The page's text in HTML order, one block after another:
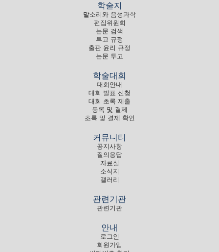
학술지
말소리와 음성과학
편집위원회
논문 검색
투고 규정
출판 윤리 규정
논문 투고
학술대회
대회안내
대회 발표 신청
대회 초록 제출
등록 및 결제
초록 및 결제 확인
커뮤니티
공지사항
질의응답
자료실
소식지
갤러리
관련기관
관련기관
안내
로그인
회원가입